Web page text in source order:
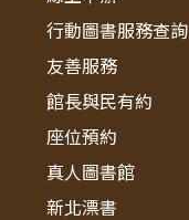
行動圖書服務查詢
友善服務
館長與民有約
座位預約
真人圖書館
新北漂書